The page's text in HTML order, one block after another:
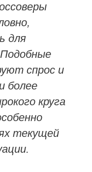
для
Подобные
спрос и
более
круга
текущей